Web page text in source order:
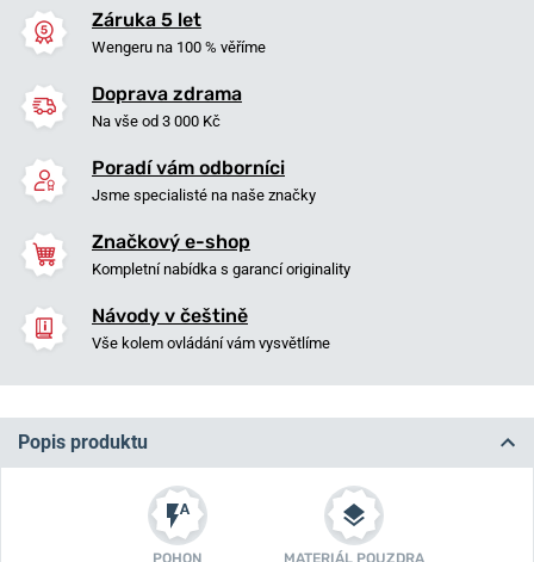
Záruka 5 let
Wengeru na 100 % věříme
Doprava zdrama
Na vše od 3 000 Kč
Poradí vám odborníci
Jsme specialisté na naše značky
Značkový e-shop
Kompletní nabídka s garancí originality
Návody v češtině
Vše kolem ovládání vám vysvětlíme
Popis produktu
POHON MATERIÁL POUZDRA